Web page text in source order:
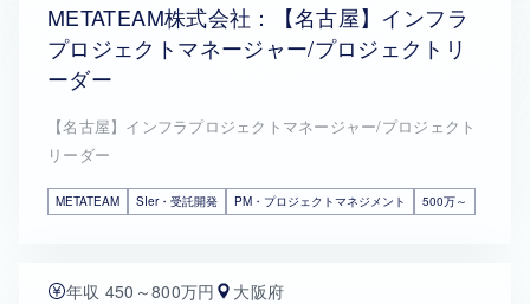
METATEAM株式会社：【名古屋】インフラ
プロジェクトマネージャー/プロジェクトリ
ーダー
【名古屋】インフラプロジェクトマネージャー/プロジェクト
リーダー
METATEAM SIer・受託開発 PM・プロジェクトマネジメント 500万～
年収 450～800万円 大阪府